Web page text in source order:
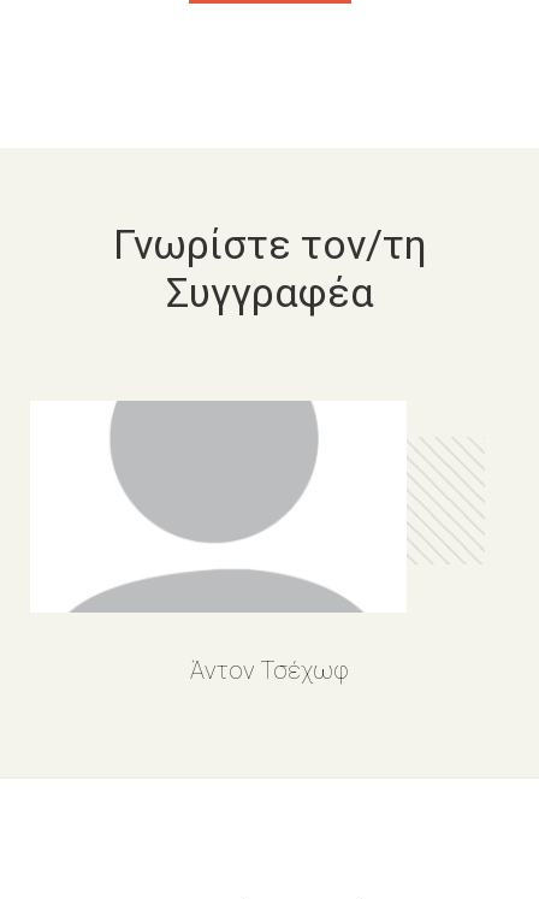
Γνωρίστε τον/τη
Συγγραφέα
Άντον Τσέχωφ